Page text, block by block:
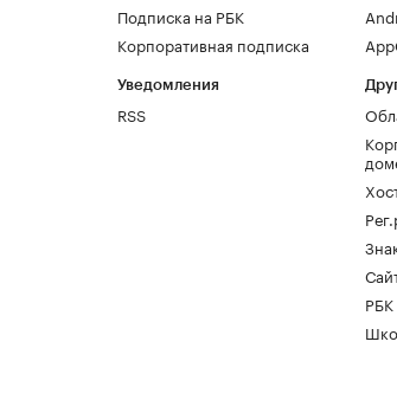
Подписка на РБК
Корпоративная подписка
Уведомления
RSS